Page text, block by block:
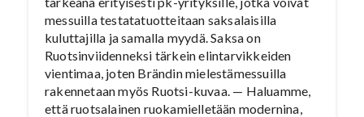
messuilla testatatuotteitaan saksalaisilla
kuluttajilla ja samalla myydä. Saksa on
Ruotsinviidenneksi tärkein elintarvikkeiden
vientimaa, joten Brändin mielestämessuilla
rakennetaan myös Ruotsi-kuvaa. — Haluamme,
että ruotsalainen ruokamielletään modernina,